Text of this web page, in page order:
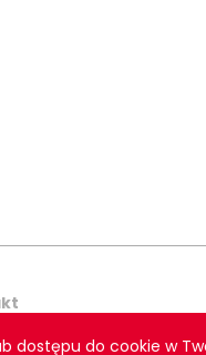
dostępu do cookie w